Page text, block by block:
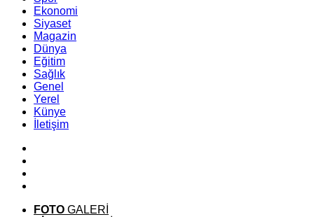
Ekonomi
Siyaset
Magazin
Dünya
Eğitim
Sağlık
Genel
Yerel
Künye
İletişim
FOTO GALERİ